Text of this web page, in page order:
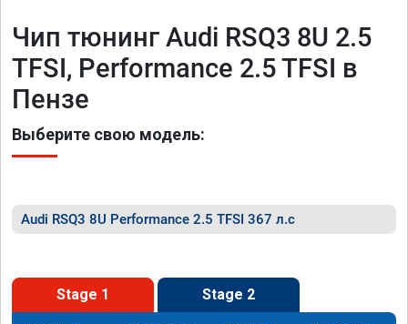
Чип тюнинг Audi RSQ3 8U 2.5
TFSI, Performance 2.5 TFSI в
Пензе
Выберите свою модель:
Audi RSQ3 8U Performance 2.5 TFSI 367 л.с
Stage 1 Stage 2